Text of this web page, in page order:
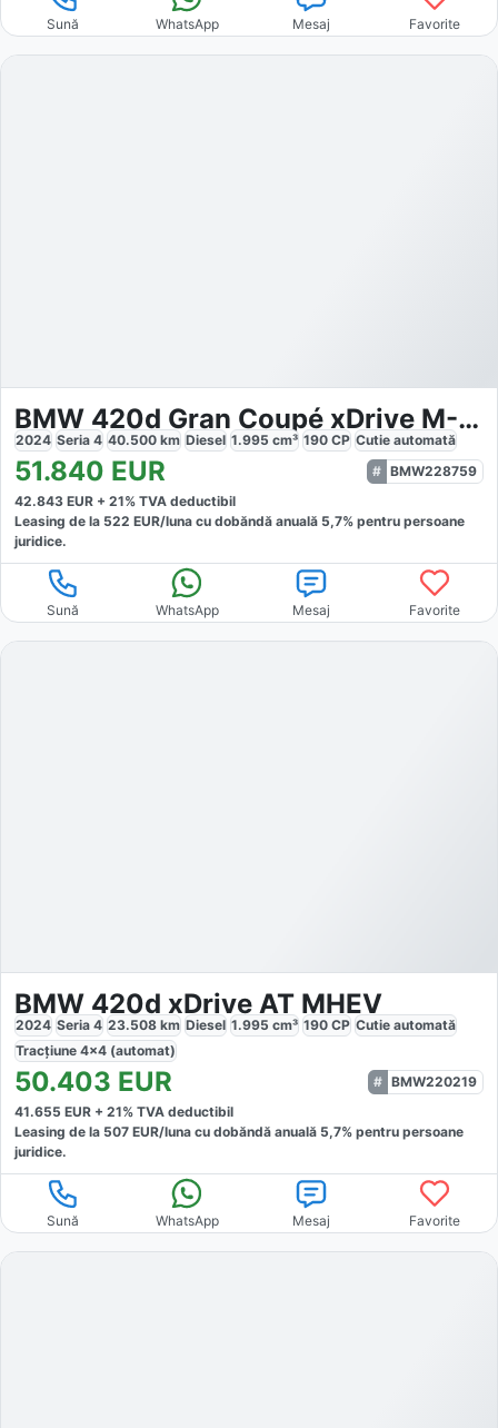
Sună WhatsApp Mesaj Favorite
BMW 420d Gran Coupé xDrive M-Sport Pro
2024 Seria 4 40.500 km Diesel 1.995 cm³ 190 CP Cutie automată
51.840 EUR
BMW228759
42.843 EUR + 21% TVA deductibil
Leasing de la 522 EUR/luna cu dobăndă anuală 5,7% pentru persoane
juridice.
Sună WhatsApp Mesaj Favorite
BMW 420d xDrive AT MHEV
2024 Seria 4 23.508 km Diesel 1.995 cm³ 190 CP Cutie automată
Tracțiune 4x4 (automat)
50.403 EUR
BMW220219
41.655 EUR + 21% TVA deductibil
Leasing de la 507 EUR/luna cu dobăndă anuală 5,7% pentru persoane
juridice.
Sună WhatsApp Mesaj Favorite